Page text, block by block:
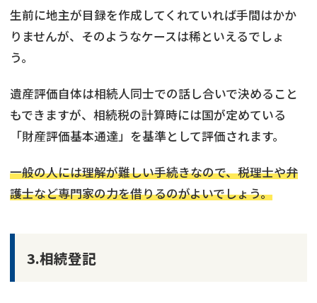
生前に地主が目録を作成してくれていれば手間はかか
りませんが、そのようなケースは稀といえるでしょ
う。
遺産評価自体は相続人同士での話し合いで決めること
もできますが、相続税の計算時には国が定めている
「財産評価基本通達」を基準として評価されます。
一般の人には理解が難しい手続きなので、税理士や弁
護士など専門家の力を借りるのがよいでしょう。
3.相続登記